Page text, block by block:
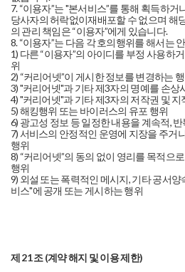
7. “이용자”는 "본서비스”를 통해 획득하
당사자의 허락없이재배포할 수 없으며 해
의 관리 책임은 “이용자”에게 있습니다.
8. “이용자”는 다음 각 호의행위를 해서는
1) 다른 “이용자”의 아이디를 부정 사용하
위
2) “커리어넷”이 게시한 정보를 변경하는
3) "커리어넷"과 기타 제3자의 명예를 손
4) "커리어넷"과 기타 제3자의 저작권 및
5) 해킹행위 또는 바이러스의 유포 행위
6) 광고성 정보 등 일정한 내용을 계속적,
7) 서비스의 안정적인 운영에 지장을 주거
행위
8) “커리어넷”의 동의 없이 영리를 목적으
행위
9) 외설 또는 폭력적인 메시지, 기타 공서
비스"에 공개 또는 게시하는 행위
제 21 조 (계약 해지 및 이용 제한)